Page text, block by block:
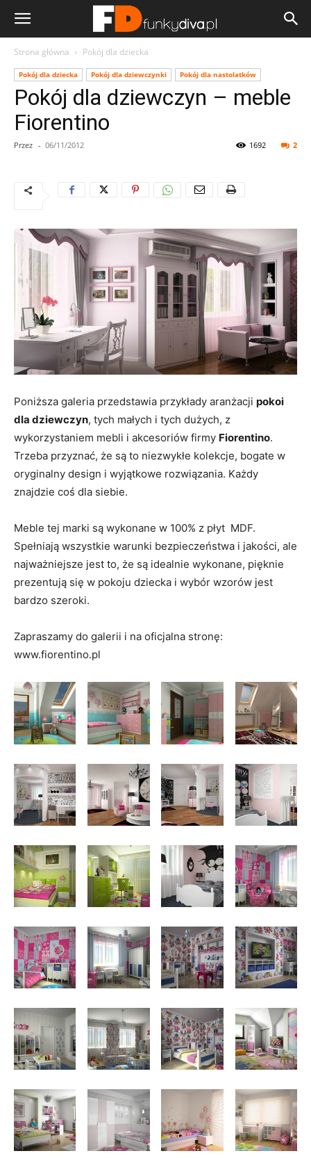
Strona główna Pokój dla dziecka
Pokój dla dziecka Pokój dla dziewczynki Pokój dla nastolatków
Pokój dla dziewczyn – meble
Fiorentino
Przez - 06/11/2012 2
1692
Poniższa galeria przedstawia przykłady aranżacji pokoi
dla dziewczyn, tych małych i tych dużych, z
wykorzystaniem mebli i akcesoriów firmy Fiorentino.
Trzeba przyznać, że są to niezwykłe kolekcje, bogate w
oryginalny design i wyjątkowe rozwiązania. Każdy
znajdzie coś dla siebie.
Meble tej marki są wykonane w 100% z płyt MDF.
Spełniają wszystkie warunki bezpieczeństwa i jakości, ale
najważniejsze jest to, że są idealnie wykonane, pięknie
prezentują się w pokoju dziecka i wybór wzorów jest
bardzo szeroki.
Zapraszamy do galerii i na oficjalna stronę:
www.fiorentino.pl